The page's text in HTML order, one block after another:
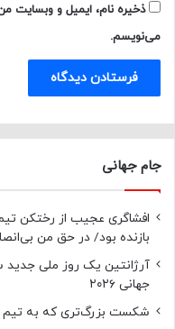
ذخیره نام، ایمیل و وبسایت
می‌نویسم.
جام جهانی
افشاگری عجیب از رختکن
بازنده بود/ در حق من
آرژانتین یک روز ملی جدید
جهانی ۲۰۲۶
شکست بزرگ‌تری که به تیم